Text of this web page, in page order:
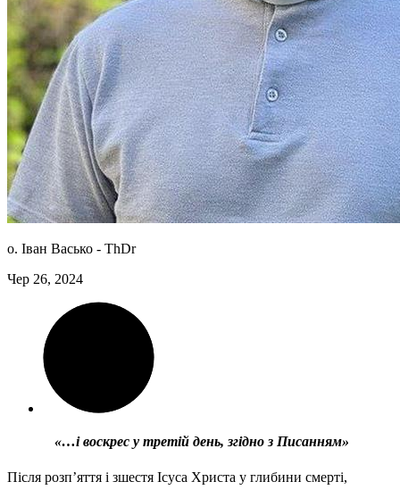
о. Іван Васько - ThDr
Чер 26, 2024
«…і воскрес у третій день, згідно з Писанням»
Після розп’яття і зшестя Ісуса Христа у глибини смерті,